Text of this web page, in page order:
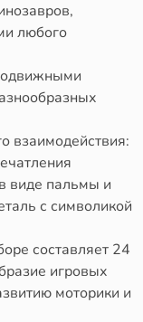
любого
взаимодействия:
виде пальмы и
с символикой
составляет 24
игровых
моторики и